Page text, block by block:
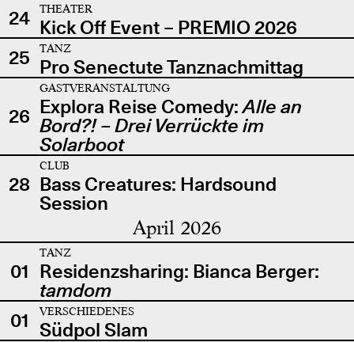
24
THEATER
Kick Off Event – PREMIO 2026
25
TANZ
Pro Senectute Tanznachmittag
26
GASTVERANSTALTUNG
Explora Reise Comedy:Alle an
Bord?! – Drei Verrückte im
Solarboot
28
CLUB
Bass Creatures: Hardsound
Session
April 2026
01
TANZ
Residenzsharing: Bianca Berger:
tamdom
01
VERSCHIEDENES
Südpol Slam